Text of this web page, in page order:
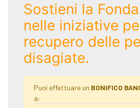
Sostieni la
nelle iniziative
recupero delle
disagiate.
Puoi effettuare un BONIFICO
a: